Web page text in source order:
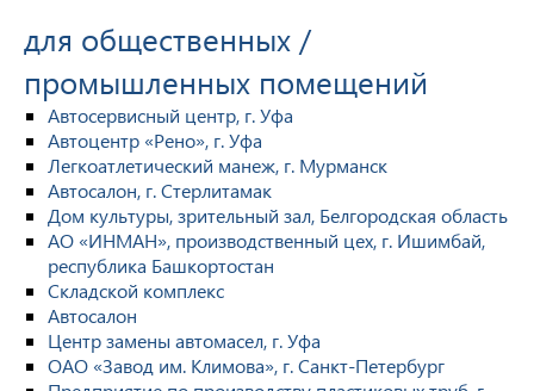
для общественных /
промышленных помещений
Автосервисный центр, г. Уфа
Автоцентр «Рено», г. Уфа
Легкоатлетический манеж, г. Мурманск
Автосалон, г. Стерлитамак
Дом культуры, зрительный зал, Белгородская область
АО «ИНМАН», производственный цех, г. Ишимбай,
республика Башкортостан
Складской комплекс
Автосалон
Центр замены автомасел, г. Уфа
ОАО «Завод им. Климова», г. Санкт-Петербург